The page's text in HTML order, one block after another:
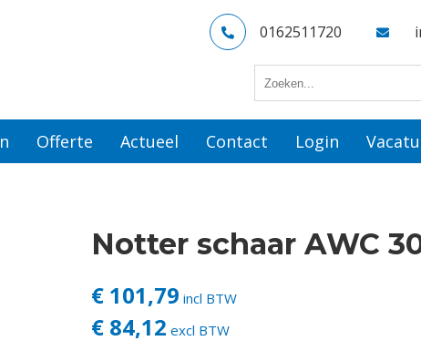
0162511720
Offerte Actueel Contact Login
Notter schaar AWC
€ 101,79 incl BTW
€ 84,12 excl BTW